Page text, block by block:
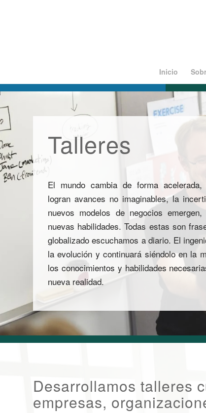
Inicio
Talleres
El mundo cambia de forma
logran avances no imaginables, la
nuevos modelos de negocios
nuevas habilidades. Todas estas son
globalizado escuchamos a diario. El
la evolución y continuará siéndolo en la
los conocimientos y habilidades
nueva realidad.
Desarrollamos talleres
empresas,